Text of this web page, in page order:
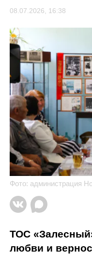
08.07.2026, 16:38
Фото: администрация
ТОС
любви и